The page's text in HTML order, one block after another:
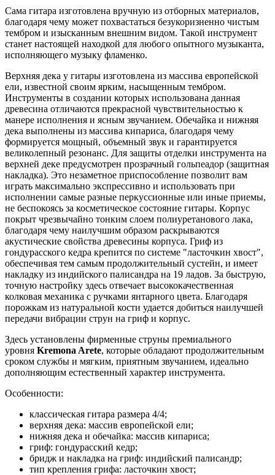
Сама гитара изготовлена вручную из отборных материалов,
благодаря чему может похвастаться безукоризненно чистым
тембром и изысканным внешним видом. Такой инструмент
станет настоящей находкой для любого опытного музыканта,
исполняющего музыку фламенко.
Верхняя дека у гитары изготовлена из массива европейской
ели, известной своим ярким, насыщенным тембром.
Инструменты в создании которых использована данная
древесина отличаются прекрасной чувствительностью к
манере исполнения и ясным звучанием. Обечайка и нижняя
дека выполнены из массива кипариса, благодаря чему
формируется мощный, объемный звук и гарантируется
великолепный резонанс. Для защиты отделки инструмента на
верхней деке предусмотрен прозрачный гольпеадор (защитная
накладка). Это незаметное приспособление позволит вам
играть максимально экспрессивно и использовать при
исполнении самые разные перкуссионные или иные приемы,
не беспокоясь за косметическое состояние гитары. Корпус
покрыт чрезвычайно тонким слоем полиуретанового лака,
благодаря чему наилучшим образом раскрываются
акустические свойства древесины корпуса. Гриф из
гондурасского кедра крепится по системе "ласточкин хвост",
обеспечивая тем самым продолжительный сустейн, и имеет
накладку из индийского палисандра на 19 ладов. За быструю,
точную настройку здесь отвечает высококачественная
колковая механика с ручками янтарного цвета. Благодаря
порожкам из натуральной кости удается добиться наилучшей
передачи вибрации струн на гриф и корпус.
Здесь установлены фирменные струны премиального
уровня Kremona Arete, которые обладают продолжительным
сроком службы и мягким, приятным звучанием, идеально
дополняющим естественный характер инструмента.
Особенности:
классическая гитара размера 4/4;
верхняя дека: массив европейской ели;
нижняя дека и обечайка: массив кипариса;
гриф: гондурасский кедр;
бридж и накладка на гриф: индийский палисандр;
тип крепления грифа: ласточкин хвост;